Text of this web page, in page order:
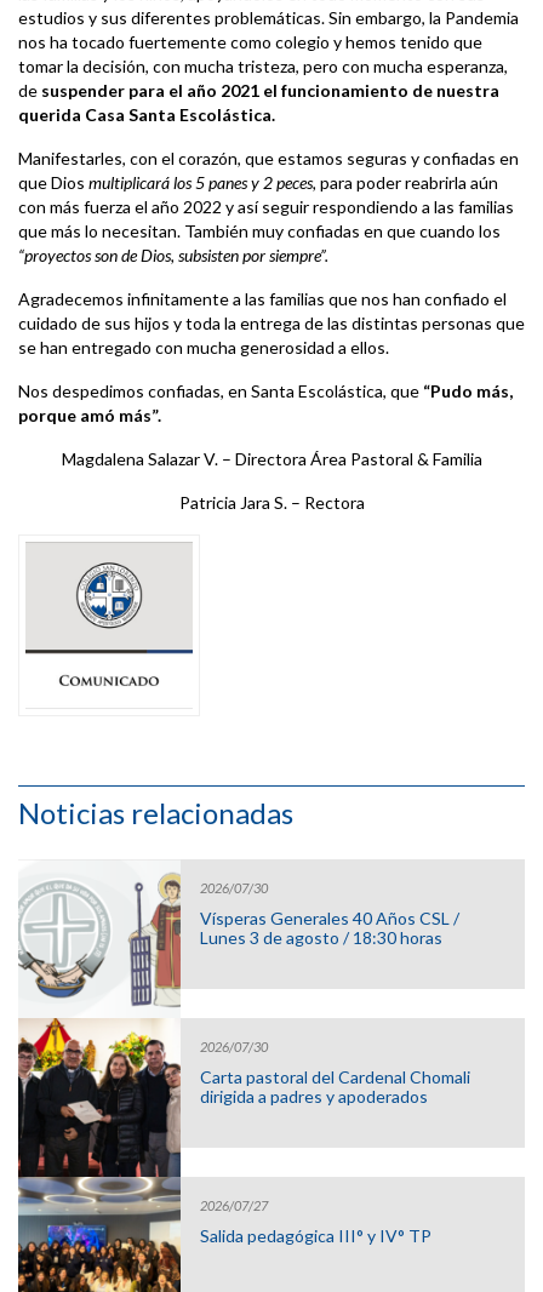
estudios y sus diferentes problemáticas. Sin embargo, la Pandemia
nos ha tocado fuertemente como colegio y hemos tenido que
tomar la decisión, con mucha tristeza, pero con mucha esperanza,
de suspender para el año 2021 el funcionamiento de nuestra
querida Casa Santa Escolástica.
Manifestarles, con el corazón, que estamos seguras y confiadas en
que Dios multiplicará los 5 panes y 2 peces, para poder reabrirla aún
con más fuerza el año 2022 y así seguir respondiendo a las familias
que más lo necesitan. También muy confiadas en que cuando los
“proyectos son de Dios, subsisten por siempre”.
Agradecemos infinitamente a las familias que nos han confiado el
cuidado de sus hijos y toda la entrega de las distintas personas que
se han entregado con mucha generosidad a ellos.
Nos despedimos confiadas, en Santa Escolástica, que “Pudo más,
porque amó más”.
Magdalena Salazar V. – Directora Área Pastoral & Familia
Patricia Jara S. – Rectora
Noticias relacionadas
2026/07/30
Vísperas Generales 40 Años CSL /
Lunes 3 de agosto / 18:30 horas
2026/07/30
Carta pastoral del Cardenal Chomali
dirigida a padres y apoderados
2026/07/27
Salida pedagógica III° y IV° TP